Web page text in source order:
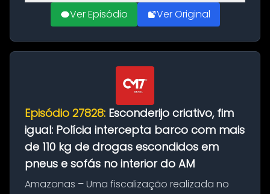
Ver Episódio Ver Original
Episódio 27828: Esconderijo criativo, fim
igual: Polícia intercepta barco com mais
de 110 kg de drogas escondidos em
pneus e sofás no interior do AM
Amazonas – Uma fiscalização realizada no